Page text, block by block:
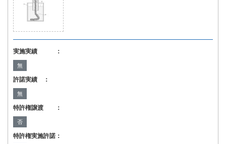
実施実績 ：
無
許諾実績 ：
無
特許権譲渡 ：
否
特許権実施許諾：